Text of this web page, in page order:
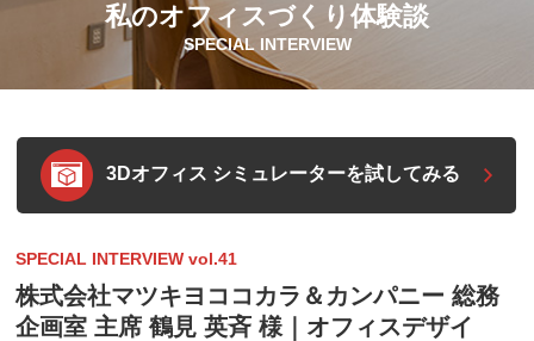
私のオフィスづくり体験談
SPECIAL INTERVIEW
3Dオフィス シミュレーターを試してみる
SPECIAL INTERVIEW vol.41
株式会社マツキヨココカラ＆カンパニー 総務
企画室 主席 鶴見 英斉 様｜オフィスデザイ